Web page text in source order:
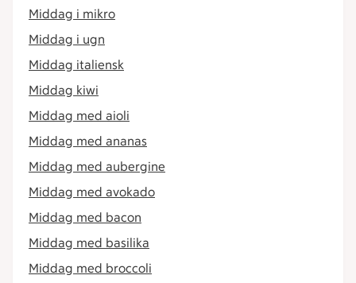
Middag i mikro
Middag i ugn
Middag italiensk
Middag kiwi
Middag med aioli
Middag med ananas
Middag med aubergine
Middag med avokado
Middag med bacon
Middag med basilika
Middag med broccoli